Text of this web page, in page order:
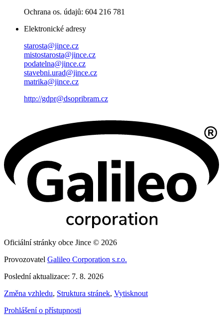
Ochrana os. údajů: 604 216 781
Elektronické adresy
starosta@jince.cz
mistostarosta@jince.cz
podatelna@jince.cz
stavebni.urad@jince.cz
matrika@jince.cz
http://gdpr@dsopribram.cz
Oficiální stránky obce Jince © 2026
Provozovatel Galileo Corporation s.r.o.
Poslední aktualizace: 7. 8. 2026
Změna vzhledu, Struktura stránek, Vytisknout
Prohlášení o přístupnosti